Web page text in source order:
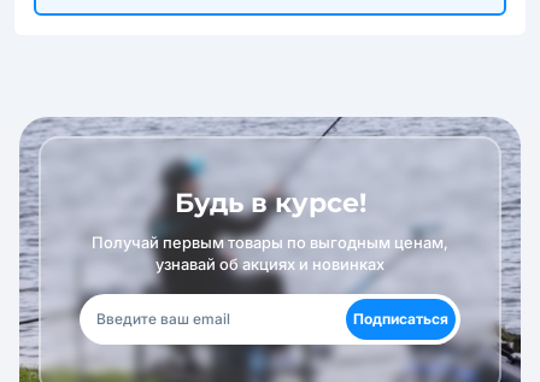
Будь в курсе!
Получай первым товары по выгодным ценам,
узнавай об акциях и новинках
Подписаться